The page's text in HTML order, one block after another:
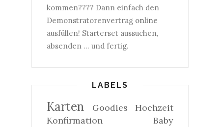
kommen???? Dann einfach den
Demonstratorenvertrag online
ausfüllen! Starterset aussuchen,
absenden ... und fertig.
LABELS
Karten Goodies
Hochzeit
Konfirmation
Baby